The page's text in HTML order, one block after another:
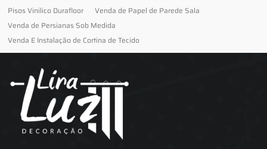
Pisos Vinilico Durafloor
Venda de Papel de Parede Sala
Venda de Persianas Sob Medida
Venda E Instalação de Cortina de Tecido